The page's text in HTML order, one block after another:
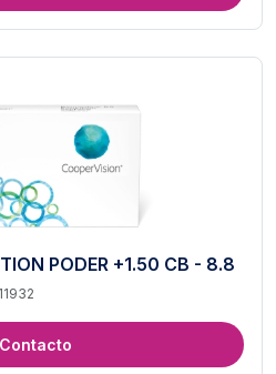
PODER +1.50 CB - 8.8
Contacto